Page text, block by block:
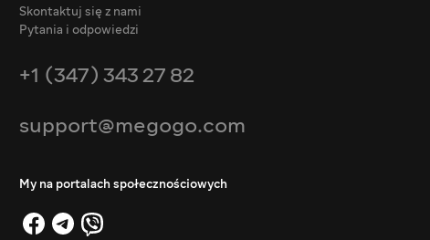
Skontaktuj się z nami
Pytania i odpowiedzi
+1 (347) 343 27 82
support@megogo.com
My na portalach społecznościowych